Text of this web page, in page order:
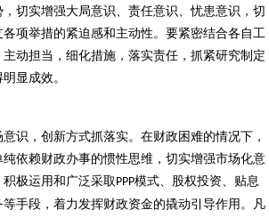
切实增强大局意识、责任意识、忧患意识，切
项举措的紧迫感和主动性。要紧密结合各自工
动担当，细化措施，落实责任，抓紧研究制定
显成效。
意识，创新方式抓落实。在财政困难的情况下，
依赖财政办事的惯性思维，切实增强市场化意
极运用和广泛采取 PPP模式、股权投资、贴息
手段，着力发挥财政资金的撬动引导作用。凡